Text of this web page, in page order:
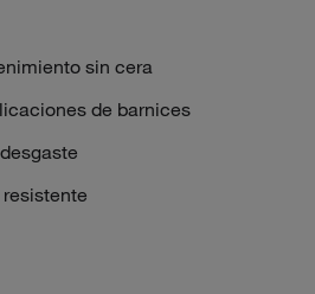
sin cera
de barnices